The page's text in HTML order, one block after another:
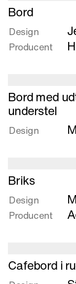
Læs
mere
om
Bord
Bord
Design
Producent
Læs
mere
om
Bord
fleksibelt
understel
Bord med
understel
Design
Læs
mere
om
Briks
Briks
Design
Producent
Læs
mere
Cafebord i